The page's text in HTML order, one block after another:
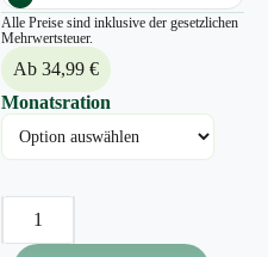
Alle Preise sind inklusive der gesetzlichen
Mehrwertsteuer.
Ab 34,99 €
Monatsration
A